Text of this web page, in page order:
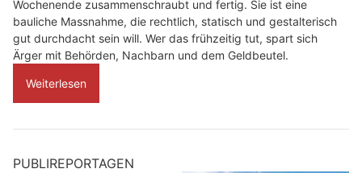
Wochenende zusammenschraubt und fertig. Sie ist eine
bauliche Massnahme, die rechtlich, statisch und gestalterisch
gut durchdacht sein will. Wer das frühzeitig tut, spart sich
Ärger mit Behörden, Nachbarn und dem Geldbeutel.
Weiterlesen
PUBLIREPORTAGEN